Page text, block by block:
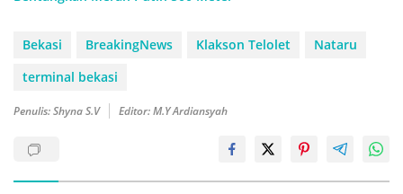
Bekasi BreakingNews Klakson Telolet
Nataru
terminal bekasi
Penulis: Shyna S.V Editor: M.Y Ardiansyah